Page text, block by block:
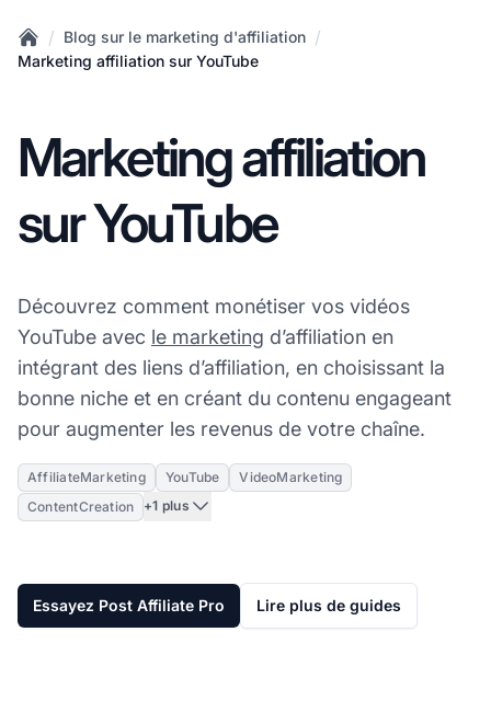
Home
/ Blog sur le marketing d'affiliation /
Marketing affiliation sur YouTube
Marketing affiliation
sur YouTube
Découvrez comment monétiser vos vidéos
YouTube avec le marketing d’affiliation en
intégrant des liens d’affiliation, en choisissant la
bonne niche et en créant du contenu engageant
pour augmenter les revenus de votre chaîne.
AffiliateMarketing YouTube
VideoMarketing
ContentCreation
+1 plus
Essayez Post Affiliate Pro Lire plus de guides